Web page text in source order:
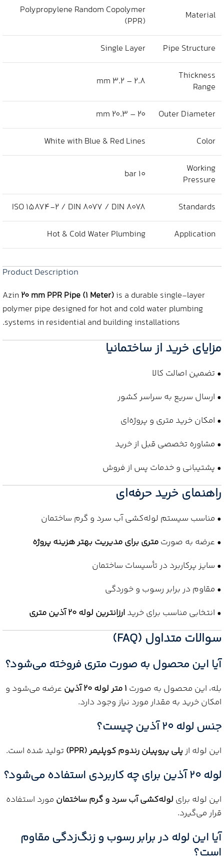
Material
Polypropylene Random Copolymer
(PPR)
Pipe Structure
Single Layer
Thickness
Range
2.8 – 3.2 mm
Outer Diameter
20 – 20.3 mm
Color
White with Blue & Red Lines
Working
Pressure
10 bar
Standards
ISO 15874-2 / DIN 8077 / DIN 8078
Application
Hot & Cold Water Plumbing
Product Description
Azin 20 mm PPR Pipe (1 Meter)is a durable single-layer
polymer pipe designed for hot and cold water plumbing
systems in residential and building installations.
مزایای خرید از ساختمانیا
• تضمین اصالت کالا
• ارسال سریع به سراسر کشور
• امکان خرید متری و پروژه‌ای
• مشاوره تخصصی قبل از خرید
• پشتیبانی و خدمات پس از فروش
راهنمای خرید حرفه‌ای
• مناسب سیستم لوله‌کشی آب سرد و گرم ساختمان
• عرضه به صورتمتری برای مدیریت بهتر هزینه پروژه
• سایز پرکاربرد در تأسیسات ساختمان
• مقاوم در برابر رسوب و خوردگی
• انتخابی مناسب برای خریدارزانترین لوله 20 آذین متری
سوالات متداول (FAQ)
آیا این محصول به صورت متری فروخته می‌شود؟
بله، این محصول به صورت 1 متر لوله 20 آذین
عرضه می‌شود و
امکان خرید به مقدار مورد نیاز وجود دارد.
جنس لوله 20 آذین چیست؟
این لوله از پلی پروپیلن رندوم کوپلیمر (PPR) تولید شده است.
لوله 20 آذین برای چه کاربردی استفاده می‌شود؟
این لوله برای لوله‌کشی آب سرد و گرم ساختمان مورد استفاده
قرار می‌گیرد.
آیا این لوله در برابر رسوب و زنگ‌زدگی مقاوم
است؟